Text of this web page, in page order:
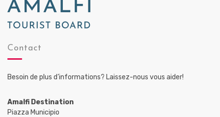
Contact
Besoin de plus d’informations? Laissez-nous vous aider!
Amalfi Destination
Piazza Municipio